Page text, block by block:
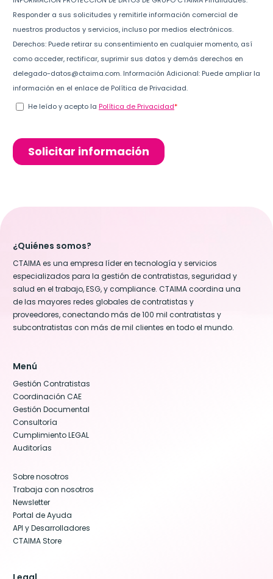
¿Quiénes somos?
CTAIMA es una empresa líder en tecnología y servicios
especializados para la gestión de contratistas, seguridad y
salud en el trabajo, ESG, y compliance. CTAIMA coordina una
de las mayores redes globales de contratistas y
proveedores, conectando más de 100 mil contratistas y
subcontratistas con más de mil clientes en todo el mundo.
Menú
Gestión Contratistas
Coordinación CAE
Gestión Documental
Consultoría
Cumplimiento LEGAL
Auditorías
Sobre nosotros
Trabaja con nosotros
Newsletter
Portal de Ayuda
API y Desarrolladores
CTAIMA Store